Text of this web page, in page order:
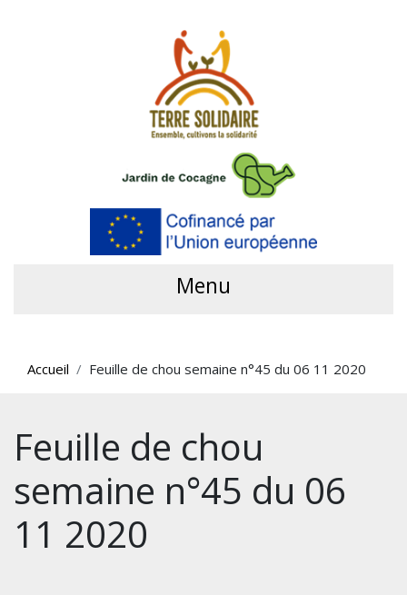
Menu
Accueil Feuille de chou semaine n°45 du 06 11 2020
Feuille de chou
semaine n°45 du 06
11 2020